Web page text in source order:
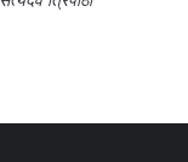
शुरू कर